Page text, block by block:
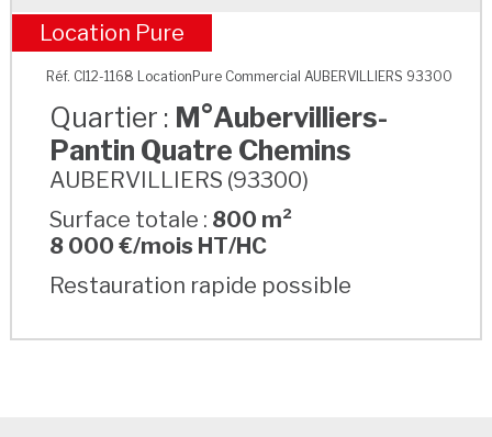
M°Aubervilliers-Pantin Quatre Chemins
Location Pure
Réf. CI12-1168 LocationPure Commercial AUBERVILLIERS 93300
Quartier : M°Aubervilliers-
Pantin Quatre Chemins
AUBERVILLIERS (93300)
Surface totale : 800 m²
8 000 €/mois HT/HC
Restauration rapide possible